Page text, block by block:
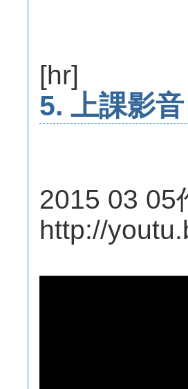
[hr]
5. 上課影音
2015 03 05
http://